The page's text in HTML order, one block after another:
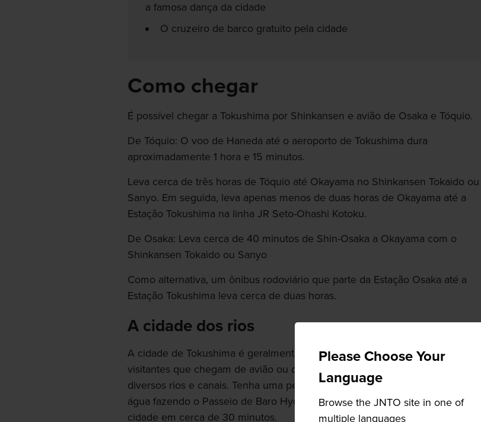
Please Choose Your
Language
Browse the JNTO site in one of
multiple languages
a famosa dança da cidade
O cruzeiro de barco gratuito pela cidade
Como chegar
É possível chegar a Tokushima por Shinkansen e avião de Osaka e Tóquio.
De Tóquio: O voo de Haneda até o aeroporto de Tokushima dura
aproximadamente 1 hora e 15 minutos.
Leva cerca de três horas de Tóquio até Okayama no Shinkansen Tokaido ou
Sanyo. Em seguida, leva apenas menos de duas horas de Okayama até a
Estação Tokushima na linha JR Seto-Ohashi Kotoku.
De Osaka: Leva cerca de 40 minutos de Shin-Osaka a Okayama com o
Shinkansen Tokaido ou Sanyo
Como alternativa, um ônibus rodoviário que parte da Estação Osaka até a
Estação Tokushima leva cerca de duas horas.
A cidade dos rios
A cidade de Tokushima é geralmente o ponto de entrada para a maioria dos
visitantes que chegam de avião ou de balsa. A cidade é atravessada por
diversos rios e canais. Tenha uma perspectiva diferente da cidade a partir da
água fazendo o Passeio de Baro Hyotanjima, que circula pelo centro da
cidade em cerca de 30 minutos.